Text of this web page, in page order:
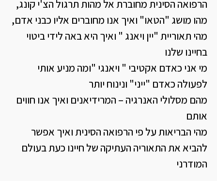
הרפואה הסינית מחוברת אל מהות תרגול הצ'י קונג,
מהו מושג "הטאו" ואיך אנו מחוברים אליו כבני אדם,
מהי תאוריית "יין ויאנג " ואיך היא באה לידי ביטוי
בחיינו שלנו
מי אני כאדם אקטיבי " ויאנגי "ומה מניע אותי
לפעולה כאדם "ייני" ונינוח יותר
מהם מסלולי האנרגיה – המרידיאנים ואיך אנו חווים
אותם
מהי הבריאות על פי הרפואה הסינית ואיך אפשר
להביא את התאוריה העתיקה של חיינו כעת בעולם
המודרני